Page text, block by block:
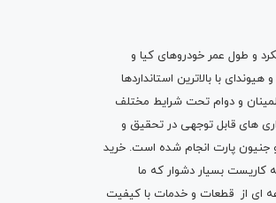
و طول عمر خودروهای کیا و
با بالاترین استانداردها
و دوام تحت شرایط مختلف
های قابل توجهی در تحقیق و
جنیون پارت انجام شده است. خرید
بسیار دشوار که ما
ای از قطعات و خدمات با کیفیت